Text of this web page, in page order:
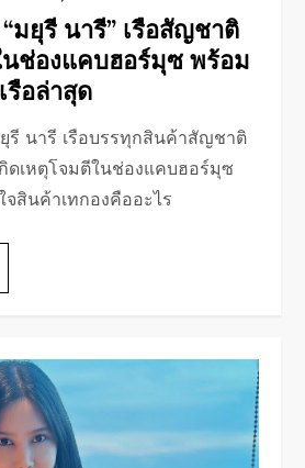
มยุรี นารี” เรือสัญชาติ
ช่องแคบฮอร์มุซ พร้อม
รือล่าสุด
รี นารี เรือบรรทุกสินค้าสัญชาติ
ดเหตุโจมตีในช่องแคบฮอร์มุซ
สินค้าเทกองคืออะไร